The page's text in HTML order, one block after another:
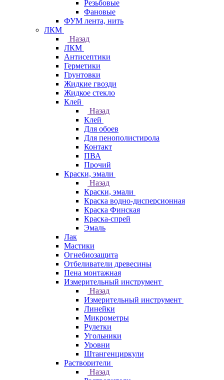
Резьбовые
Фановые
ФУМ лента, нить
ЛКМ
Назад
ЛКМ
Антисептики
Герметики
Грунтовки
Жидкие гвозди
Жидкое стекло
Клей
Назад
Клей
Для обоев
Для пенополистирола
Контакт
ПВА
Прочий
Краски, эмали
Назад
Краски, эмали
Краска водно-дисперсионная
Краска Финская
Краска-спрей
Эмаль
Лак
Мастики
Огнебиозащита
Отбеливатели древесины
Пена монтажная
Измерительный инструмент
Назад
Измерительный инструмент
Линейки
Микрометры
Рулетки
Угольники
Уровни
Штангенциркули
Растворители
Назад